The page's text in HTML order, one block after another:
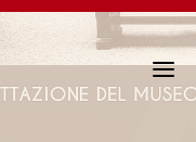
N
a